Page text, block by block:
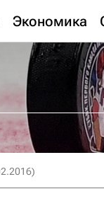
Экономика